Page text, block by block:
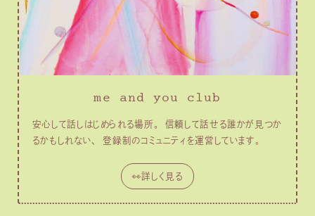
me and you club
安心して話しはじめられる場所。 信頼して話せる誰かが見つか
るかもしれない、 登録制のコミュニティを運営しています。
👀詳しく見る